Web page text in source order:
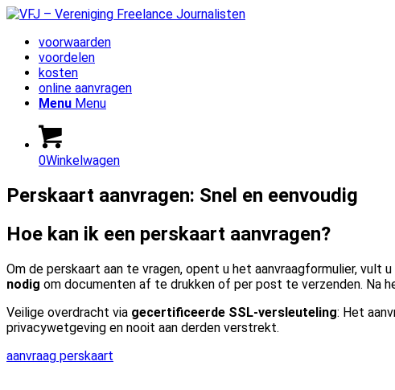
voorwaarden
voordelen
kosten
online aanvragen
Menu Menu
0Winkelwagen
Perskaart aanvragen: Snel en eenvoudig
Hoe kan ik een perskaart aanvragen?
Om de perskaart aan te vragen, opent u het aanvraagformulier,
nodig om documenten af te drukken of per post te verzenden. Na
Veilige overdracht via gecertificeerde SSL-versleuteling: Het
privacywetgeving en nooit aan derden verstrekt.
aanvraag perskaart